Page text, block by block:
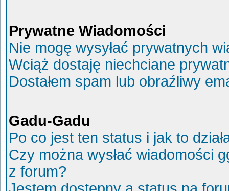
Prywatne Wiadomości
Nie mogę wysyłać prywatnych
Wciąż dostaję niechciane
Dostałem spam lub obraźliwy
Gadu-Gadu
Po co jest ten status i jak to
Czy można wysłać wiadomości
z forum?